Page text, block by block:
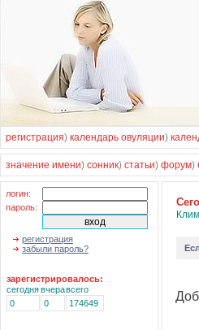
регистрация) календарь овуляции)
значение имени) сонник) статьи) форум)
логин:
пароль:
регистрация
забыли пароль?
зарегистрировалось:
сегоднявчеравсего
0
0 174649